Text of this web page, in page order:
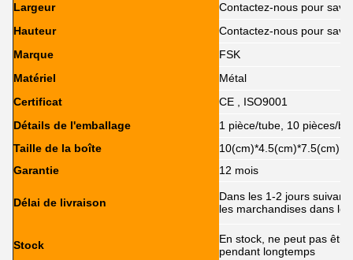
Largeur
Contactez-nous pour
Hauteur
Contactez-nous pour
Marque
FSK
Matériel
Métal
Certificat
CE , ISO9001
Détails de l'emballage
1 pièce/tube, 10 pièces/
Taille de la boîte
10(cm)*4.5(cm)*7.5(cm)
Garantie
12 mois
Délai de livraison
Dans les 1-2 jours
les marchandises dans
Stock
En stock, ne peut pas
pendant longtemps